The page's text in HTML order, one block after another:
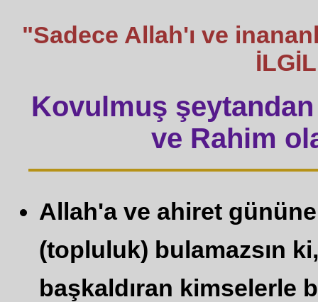
"Sadece Allah'ı ve
Kovulmuş şeytandan
ve Rahim
Allah'a ve ahiret
(topluluk) bulamazsın
başkaldıran kimselerle